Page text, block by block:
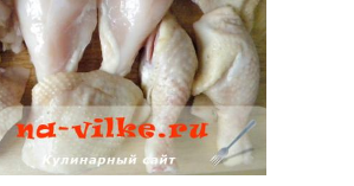
Петух с луком